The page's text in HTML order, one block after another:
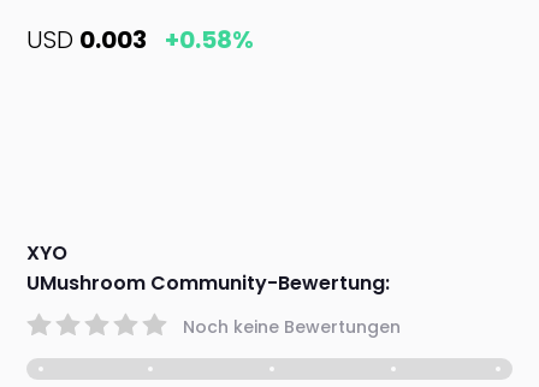
USD 0.003 +0.58%
XYO
UMushroom Community-Bewertung:
Noch keine Bewertungen